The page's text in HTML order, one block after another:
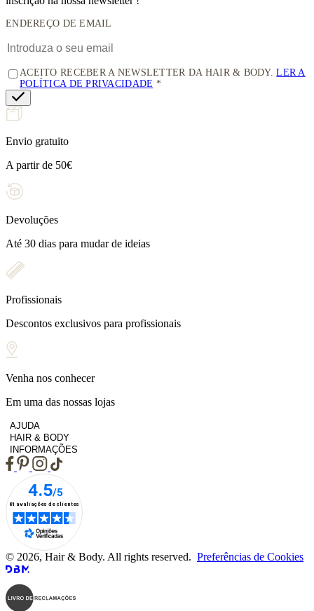
ENDEREÇO DE EMAIL
ACEITO RECEBER A NEWSLETTER DA HAIR & BODY.LER A
POLÍTICA DE PRIVACIDADE
Envio gratuito
A partir de 50€
Devoluções
Até 30 dias para mudar de ideias
Profissionais
Descontos exclusivos para profissionais
Venha nos conhecer
Em uma das nossas lojas
AJUDA
HAIR & BODY
INFORMAÇÕES
© 2026, Hair & Body. All rights reserved. Preferências de Cookies